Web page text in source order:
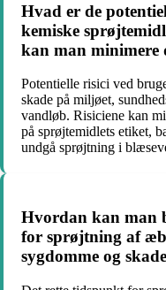
Hvad er de
kemiske
kan man minimere
Potentielle risici ved
skade på miljøet,
vandløb. Risiciene kan
på sprøjtemidlets etiket,
undgå sprøjtning i
Hvordan kan man
for sprøjtning af
sygdomme og